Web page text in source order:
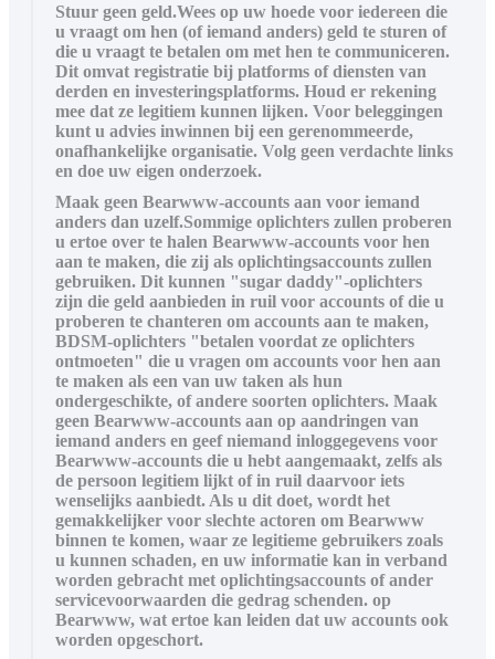
Stuur geen geld.Wees op uw hoede voor iedereen die
u vraagt om hen (of iemand anders) geld te sturen of
die u vraagt te betalen om met hen te communiceren.
Dit omvat registratie bij platforms of diensten van
derden en investeringsplatforms. Houd er rekening
mee dat ze legitiem kunnen lijken. Voor beleggingen
kunt u advies inwinnen bij een gerenommeerde,
onafhankelijke organisatie. Volg geen verdachte links
en doe uw eigen onderzoek.
Maak geen Bearwww-accounts aan voor iemand
anders dan uzelf.Sommige oplichters zullen proberen
u ertoe over te halen Bearwww-accounts voor hen
aan te maken, die zij als oplichtingsaccounts zullen
gebruiken. Dit kunnen "sugar daddy"-oplichters
zijn die geld aanbieden in ruil voor accounts of die u
proberen te chanteren om accounts aan te maken,
BDSM-oplichters "betalen voordat ze oplichters
ontmoeten" die u vragen om accounts voor hen aan
te maken als een van uw taken als hun
ondergeschikte, of andere soorten oplichters. Maak
geen Bearwww-accounts aan op aandringen van
iemand anders en geef niemand inloggegevens voor
Bearwww-accounts die u hebt aangemaakt, zelfs als
de persoon legitiem lijkt of in ruil daarvoor iets
wenselijks aanbiedt. Als u dit doet, wordt het
gemakkelijker voor slechte actoren om Bearwww
binnen te komen, waar ze legitieme gebruikers zoals
u kunnen schaden, en uw informatie kan in verband
worden gebracht met oplichtingsaccounts of ander
servicevoorwaarden die gedrag schenden. op
Bearwww, wat ertoe kan leiden dat uw accounts ook
worden opgeschort.